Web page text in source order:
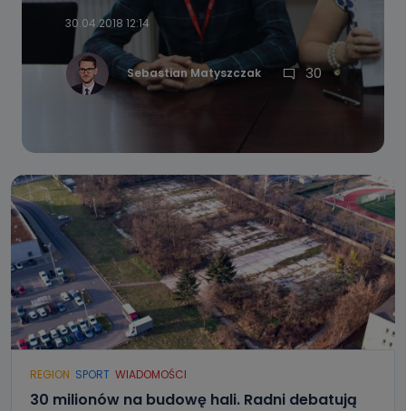
30.04.2018 12:14
Sebastian Matyszczak 30
REGION SPORT WIADOMOŚCI
30 milionów na budowę hali. Radni debatują